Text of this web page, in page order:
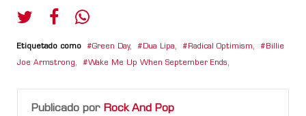
Etiquetado como Green Day, Dua Lipa, Radical Optimism, Billie
Joe Armstrong, Wake Me Up When September Ends,
Publicado por Rock And Pop